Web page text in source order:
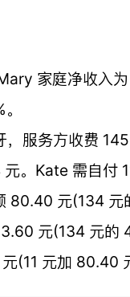
家庭净收入
，服务方收费
。Kate 需自付
80.40 元(134 元
元(134 元的
(11 元加 80.40